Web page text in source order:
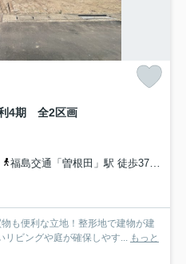
4期 全2区画
福島交通「曽根田」駅 徒歩37分
も便利な立地！整形地で建物が建
リビングや庭が確保しやす... もっと